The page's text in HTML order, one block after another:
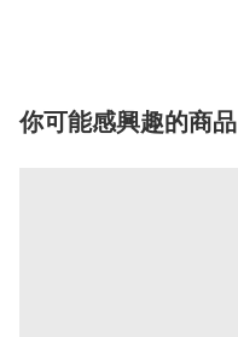
你可能感興趣的商品